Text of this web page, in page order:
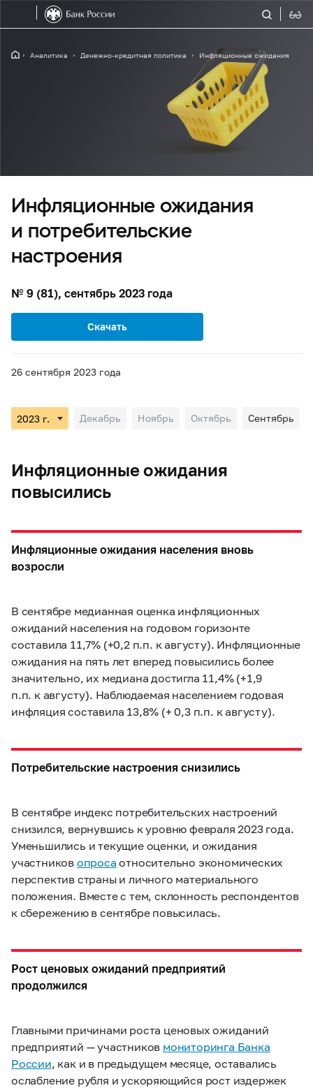
Аналитика Денежно-кредитная политика Инфляционные ожидания
Инфляционные ожидания
и потребительские
настроения
№ 9 (81), сентябрь 2023 года
Скачать
26 сентября 2023 года
Декабрь Ноябрь Октябрь Сентябрь
Инфляционные ожидания
повысились
Инфляционные ожидания населения вновь
возросли
В сентябре медианная оценка инфляционных
ожиданий населения на годовом горизонте
составила 11,7% (+0,2 п.п. к августу). Инфляционные
ожидания на пять лет вперед повысились более
значительно, их медиана достигла 11,4% (+1,9
п.п. к августу). Наблюдаемая населением годовая
инфляция составила 13,8% (+ 0,3 п.п. к августу).
Потребительские настроения снизились
В сентябре индекс потребительских настроений
снизился, вернувшись к уровню февраля 2023 года.
Уменьшились и текущие оценки, и ожидания
участников опроса относительно экономических
перспектив страны и личного материального
положения. Вместе с тем, склонность респондентов
к сбережению в сентябре повысилась.
Рост ценовых ожиданий предприятий
продолжился
Главными причинами роста ценовых ожиданий
предприятий — участников мониторинга Банка
России, как и в предыдущем месяце, оставались
ослабление рубля и ускоряющийся рост издержек